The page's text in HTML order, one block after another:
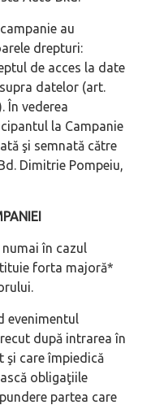
au
drepturi:
de acces la date
datelor (art.
În vederea
la Campanie
şi semnată către
Dimitrie Pompeiu,
în cazul
forta majoră*
evenimentul
după intrarea în
şi care împiedică
obligaţiile
partea care